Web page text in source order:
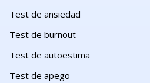
Test de ansiedad
Test de burnout
Test de autoestima
Test de apego